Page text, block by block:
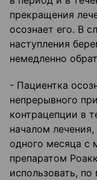
прекращения
осознает его. В
наступления
немедленно
- Пациентка
непрерывного
контрацепции в
началом
одного месяца с
препаратом
использовать,